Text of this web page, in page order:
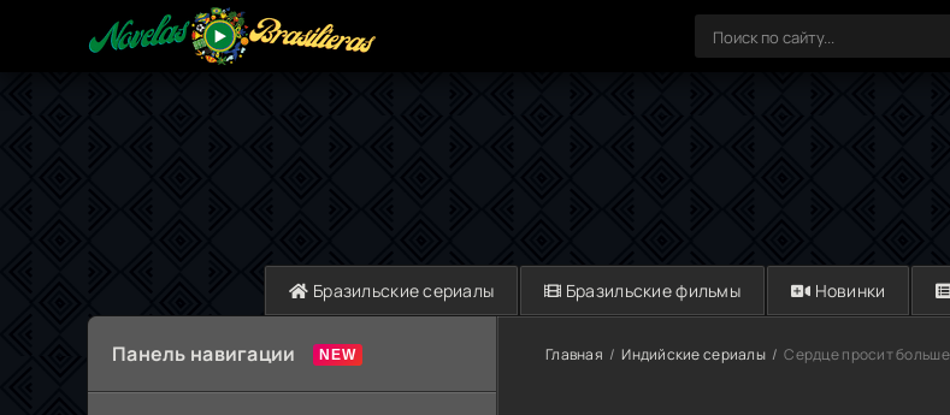
Бразильские сериалы Бразильские фильмы Новинки
Панель навигации Главная Индийские сериалы Сердце просит